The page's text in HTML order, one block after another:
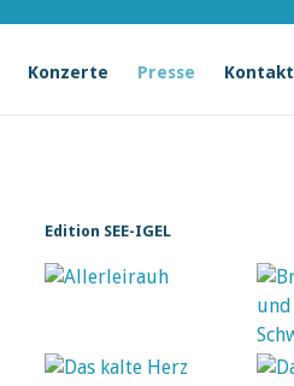
Konzerte Presse Kontakt
Edition SEE-IGEL